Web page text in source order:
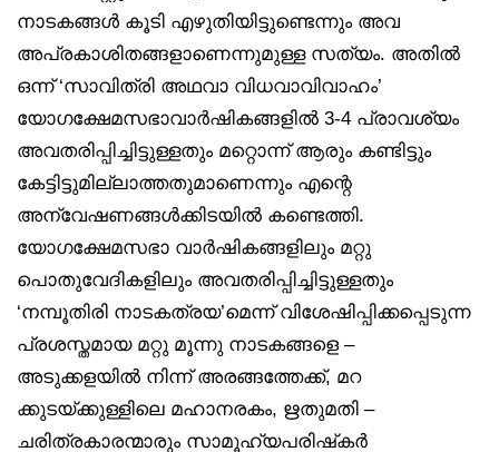
നാടകങ്ങൾ കൂടി എഴുതിയിട്ടുണ്ടെന്നും അവ
അപ്രകാശിതങ്ങളാണെന്നുമുള്ള സത്യം. അതിൽ
ഒന്ന് ‘സാവിത്രി അഥവാ വിധവാവിവാഹം’
യോഗക്ഷേമസഭാവാർഷികങ്ങളിൽ 3-4 പ്രാവശ്യം
അവതരിപ്പിച്ചിട്ടുള്ളതും മറ്റൊന്ന് ആരും കണ്ടിട്ടും
കേട്ടിട്ടുമില്ലാത്തതുമാണെന്നും എന്റെ
അന്വേഷണങ്ങൾക്കിടയിൽ കണ്ടെത്തി.
യോഗക്ഷേമസഭാ വാർഷികങ്ങളിലും മറ്റു
പൊതുവേദികളിലും അവതരിപ്പിച്ചിട്ടുള്ളതും
‘നമ്പൂതിരി നാടകത്രയ’മെന്ന് വിശേഷിപ്പിക്കപ്പെടുന്ന
പ്രശസ്തമായ മറ്റു മൂന്നു നാടകങ്ങളെ –
അടുക്കളയിൽ നിന്ന് അരങ്ങത്തേക്ക്, മറ
ക്കുടയ്ക്കുള്ളിലെ മഹാനരകം, ഋതുമതി –
ചരിത്രകാരന്മാരും സാമൂഹ്യപരിഷ്‌കർ